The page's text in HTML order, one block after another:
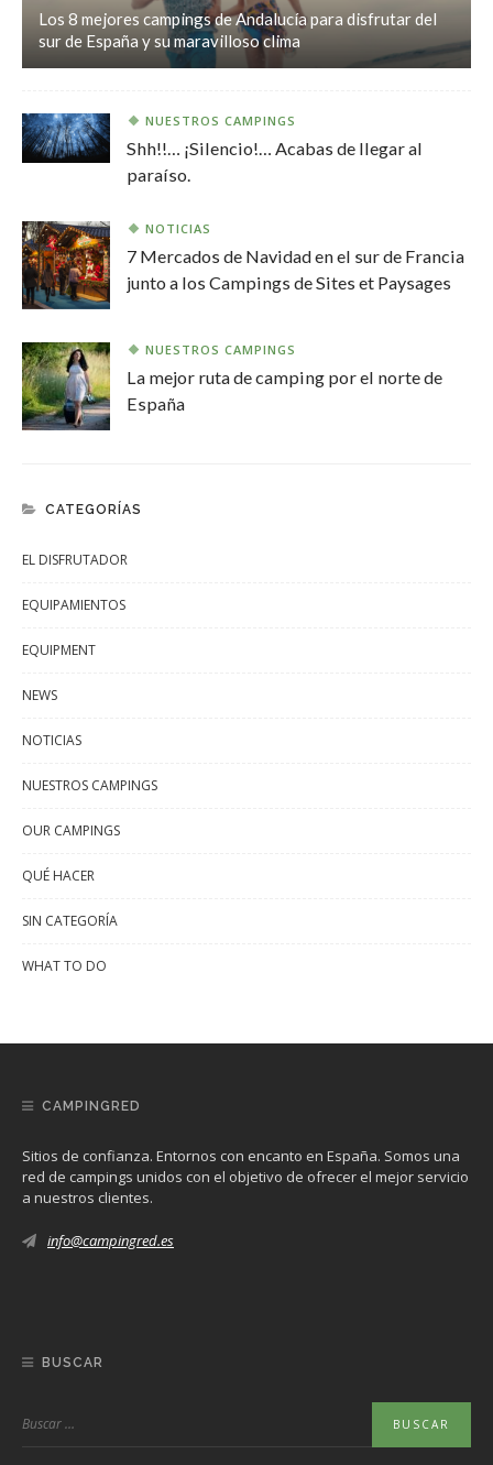
Los 8 mejores campings de Andalucía para disfrutar del
sur de España y su maravilloso clima
NUESTROS CAMPINGS
Shh!!… ¡Silencio!… Acabas de llegar al
paraíso.
NOTICIAS
7 Mercados de Navidad en el sur de Francia
junto a los Campings de Sites et Paysages
NUESTROS CAMPINGS
La mejor ruta de camping por el norte de
España
CATEGORÍAS
EL DISFRUTADOR
EQUIPAMIENTOS
EQUIPMENT
NEWS
NOTICIAS
NUESTROS CAMPINGS
OUR CAMPINGS
QUÉ HACER
SIN CATEGORÍA
WHAT TO DO
CAMPINGRED
Sitios de confianza. Entornos con encanto en España. Somos una
red de campings unidos con el objetivo de ofrecer el mejor servicio
a nuestros clientes.
info@campingred.es
BUSCAR